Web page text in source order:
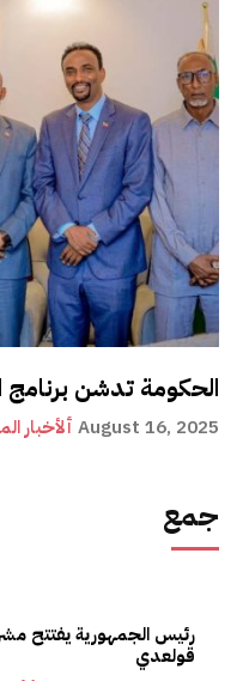
الحكومة تدشن برنامج
ألأخبار August 16, 2025
جمع
رئيس الجمهورية يفتتح
قولعدي